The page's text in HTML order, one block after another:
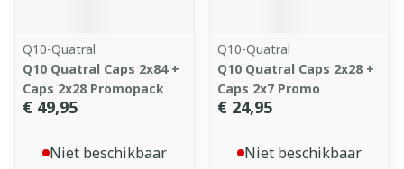
Q10-Quatral
Q10 Quatral Caps 2x84 +
Caps 2x28 Promopack
€ 49,95
Niet beschikbaar
Q10-Quatral
Q10 Quatral Caps 2x28 +
Caps 2x7 Promo
€ 24,95
Niet beschikbaar